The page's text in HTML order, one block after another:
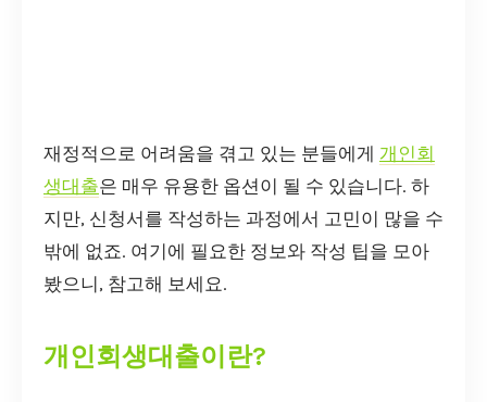
재정적으로 어려움을 겪고 있는 분들에게 개인회
생대출은 매우 유용한 옵션이 될 수 있습니다. 하
지만, 신청서를 작성하는 과정에서 고민이 많을 수
밖에 없죠. 여기에 필요한 정보와 작성 팁을 모아
봤으니, 참고해 보세요.
개인회생대출이란?